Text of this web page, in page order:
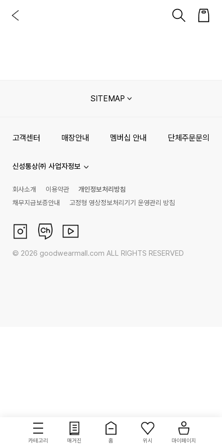
카테고리 매거진 홈 위시 마이페이지
SITEMAP
고객센터 매장안내 멤버십 안내 단체주문문의
신성통상㈜ 사업자정보
회사소개 이용약관
개인정보처리방침
채무지급보증안내
고정형 영상정보처리기기 운영관리 방침
© 2026 goodwearmall.com ALL RIGHTS RESERVED